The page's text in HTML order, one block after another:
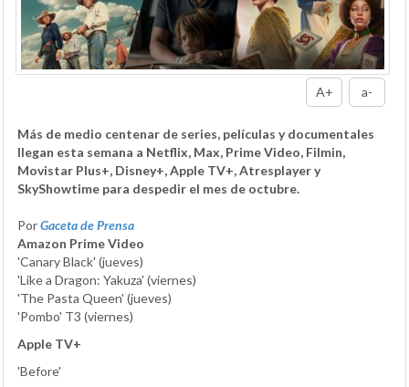
A+ a-
Más de medio centenar de series, películas y documentales
llegan esta semana a Netflix, Max, Prime Video, Filmin,
Movistar Plus+, Disney+, Apple TV+, Atresplayer y
SkyShowtime para despedir el mes de octubre.
PorGaceta de Prensa
Amazon Prime Video
'Canary Black' (jueves)
'Like a Dragon: Yakuza' (viernes)
'The Pasta Queen' (jueves)
'Pombo' T3 (viernes)
Apple TV+
'Before'